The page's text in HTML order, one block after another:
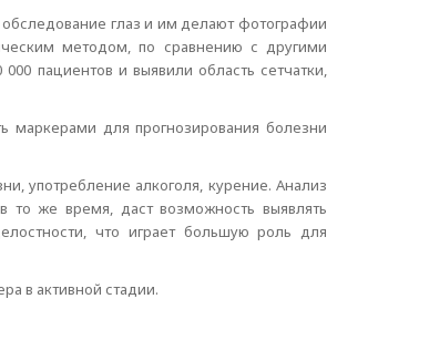
глаз и им делают фотографии
методом, по сравнению с другими
пациентов и выявили область сетчатки,
маркерами для прогнозирования болезни
употребление алкоголя, курение. Анализ
же время, даст возможность выявлять
что играет большую роль для
в активной стадии.